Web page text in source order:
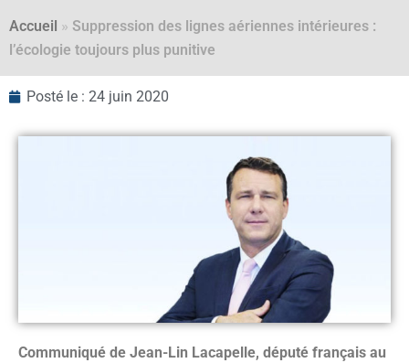
Accueil » Suppression des lignes aériennes intérieures :
l’écologie toujours plus punitive
Posté le : 24 juin 2020
Communiqué de Jean-Lin Lacapelle, député français au